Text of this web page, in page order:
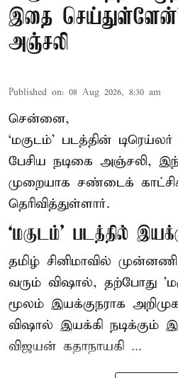
இதை
அஞ்சலி
Published on: 08 Aug 2026, 8:30 am
சென்னை,
‘மகுடம்’ படத்தின்
பேசிய நடிகை அஞ்சலி,
முறையாக சண்டைக்
தெரிவித்துள்ளார்.
‘மகுடம்’ படத்தில்
தமிழ் சினிமாவில்
வரும் விஷால், தற்போது
மூலம் இயக்குநராக
விஷால் இயக்கி நடிக்கும்
விஜயன் கதாநாயகி ...